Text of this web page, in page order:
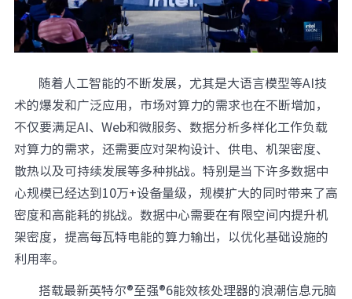
随着人工智能的不断发展，尤其是大语言模型等AI技
术的爆发和广泛应用，市场对算力的需求也在不断增加，
不仅要满足AI、Web和微服务、数据分析多样化工作负载
对算力的需求，还需要应对架构设计、供电、机架密度、
散热以及可持续发展等多种挑战。特别是当下许多数据中
心规模已经达到10万+设备量级，规模扩大的同时带来了高
密度和高能耗的挑战。数据中心需要在有限空间内提升机
架密度，提高每瓦特电能的算力输出，以优化基础设施的
利用率。
搭载最新英特尔®至强®6能效核处理器的浪潮信息元脑